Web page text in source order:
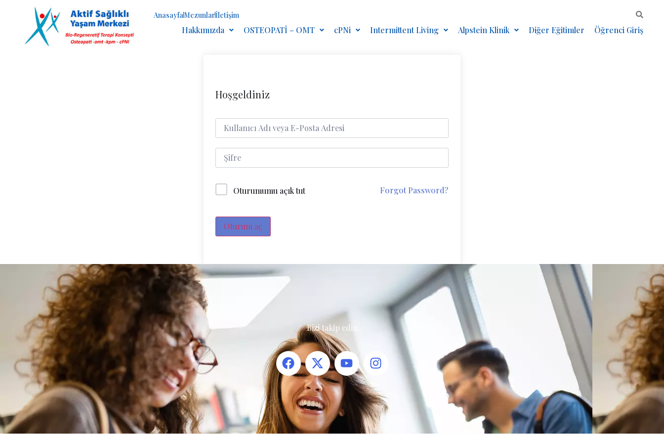
AnasayfaMezunlarİletişim
Hakkımızda OSTEOPATİ – OMT cPNi Intermittent Living Alpstein Klinik Diğer Eğitimler Öğrenci Giriş
Hoşgeldiniz
Oturumumu açık tut Forgot Password?
Oturum aç
Bizi takip edin